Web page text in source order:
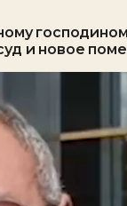
и новое